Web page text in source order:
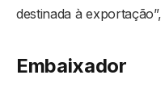
destinada à
Embaixador